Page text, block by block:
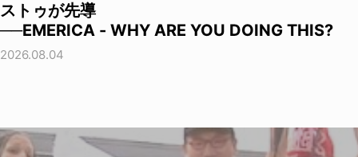
ストゥが先導
──EMERICA - WHY ARE YOU DOING THIS?
2026.08.04